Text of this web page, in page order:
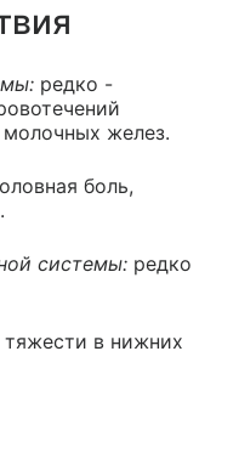
редко -
молочных желез.
боль,
системы: редко
в нижних